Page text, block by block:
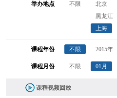
举办地点 不限 北京
黑龙江
上海
课程年份 不限 2015年
课程月份 不限 01月
课程视频回放